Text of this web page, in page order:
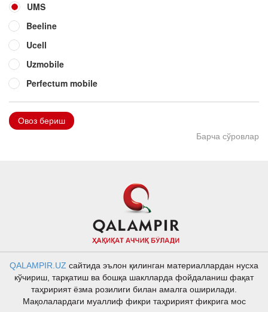
UMS
Beeline
Ucell
Uzmobile
Perfectum mobile
Овоз бериш
Барча сўровлар
QALAMPIR.UZ сайтида эълон қилинган материаллардан нусха
кўчириш, тарқатиш ва бошқа шаклларда фойдаланиш фақат
таҳририят ёзма розилиги билан амалга оширилади.
Мақолалардаги муаллиф фикри таҳририят фикрига мос